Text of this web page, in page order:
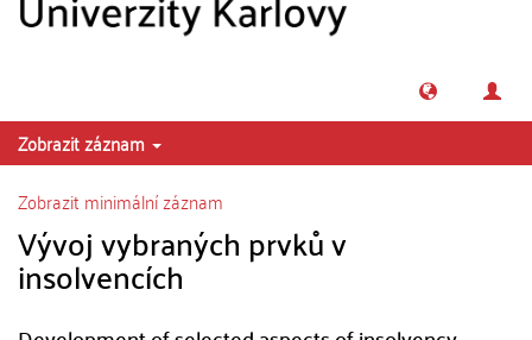
Zobrazit záznam
Zobrazit minimální záznam
Vývoj vybraných prvků v
insolvencích